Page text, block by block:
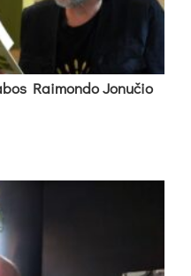
Rai­mon­do Jo­nu­čio